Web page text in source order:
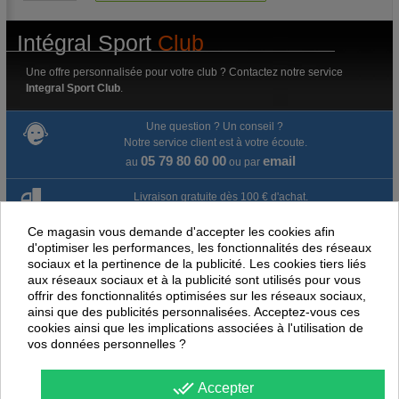
Intégral Sport Club
Une offre personnalisée pour votre club ? Contactez notre service
Integral Sport Club
Une question ? Un conseil ?
Notre service client est à votre écoute.
au 05 79 80 60 00ou par email
Livraison gratuite dès 100 € d'achat.
Paiement en ligne 100% sécurisé
Paiement par virement
Satisfait ou remboursé jusqu'à 60 jours
Ce magasin vous demande d'accepter les cookies afin
d'optimiser les performances, les fonctionnalités des réseaux
sociaux et la pertinence de la publicité. Les cookies tiers liés
aux réseaux sociaux et à la publicité sont utilisés pour vous
offrir des fonctionnalités optimisées sur les réseaux sociaux,
ainsi que des publicités personnalisées. Acceptez-vous ces
cookies ainsi que les implications associées à l'utilisation de
vos données personnelles ?
done_all Accepter